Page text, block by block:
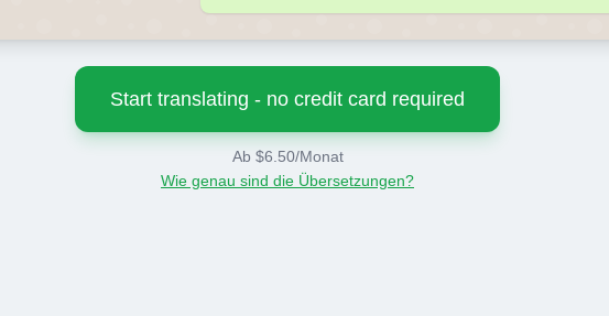
Start translating - no credit card required
Ab $6.50/Monat
Wie genau sind die Übersetzungen?